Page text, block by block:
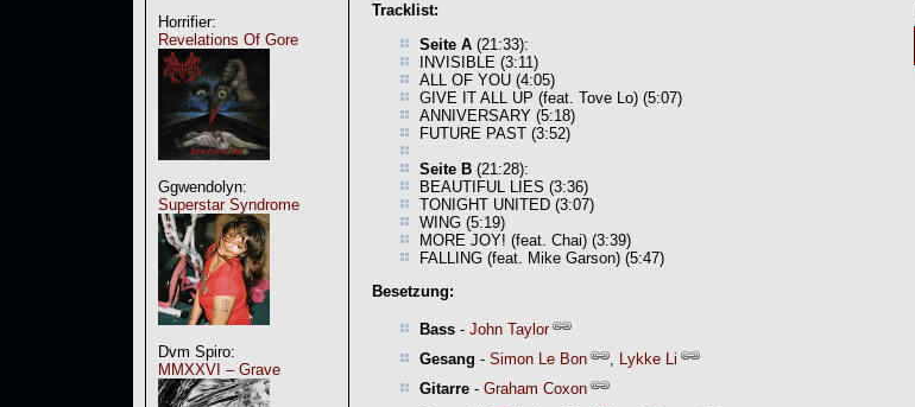
Horrifier:
Revelations Of Gore
Ggwendolyn:
Superstar Syndrome
Dvm Spiro:
MMXXVI – Grave
Tracklist:
Seite A (21:33):
INVISIBLE (3:11)
ALL OF YOU (4:05)
GIVE IT ALL UP (feat. Tove Lo) (5:07)
ANNIVERSARY (5:18)
FUTURE PAST (3:52)
Seite B (21:28):
BEAUTIFUL LIES (3:36)
TONIGHT UNITED (3:07)
WING (5:19)
MORE JOY! (feat. Chai) (3:39)
FALLING (feat. Mike Garson) (5:47)
Besetzung:
Bass - John Taylor
Gesang - Simon Le Bon , Lykke Li
Gitarre - Graham Coxon